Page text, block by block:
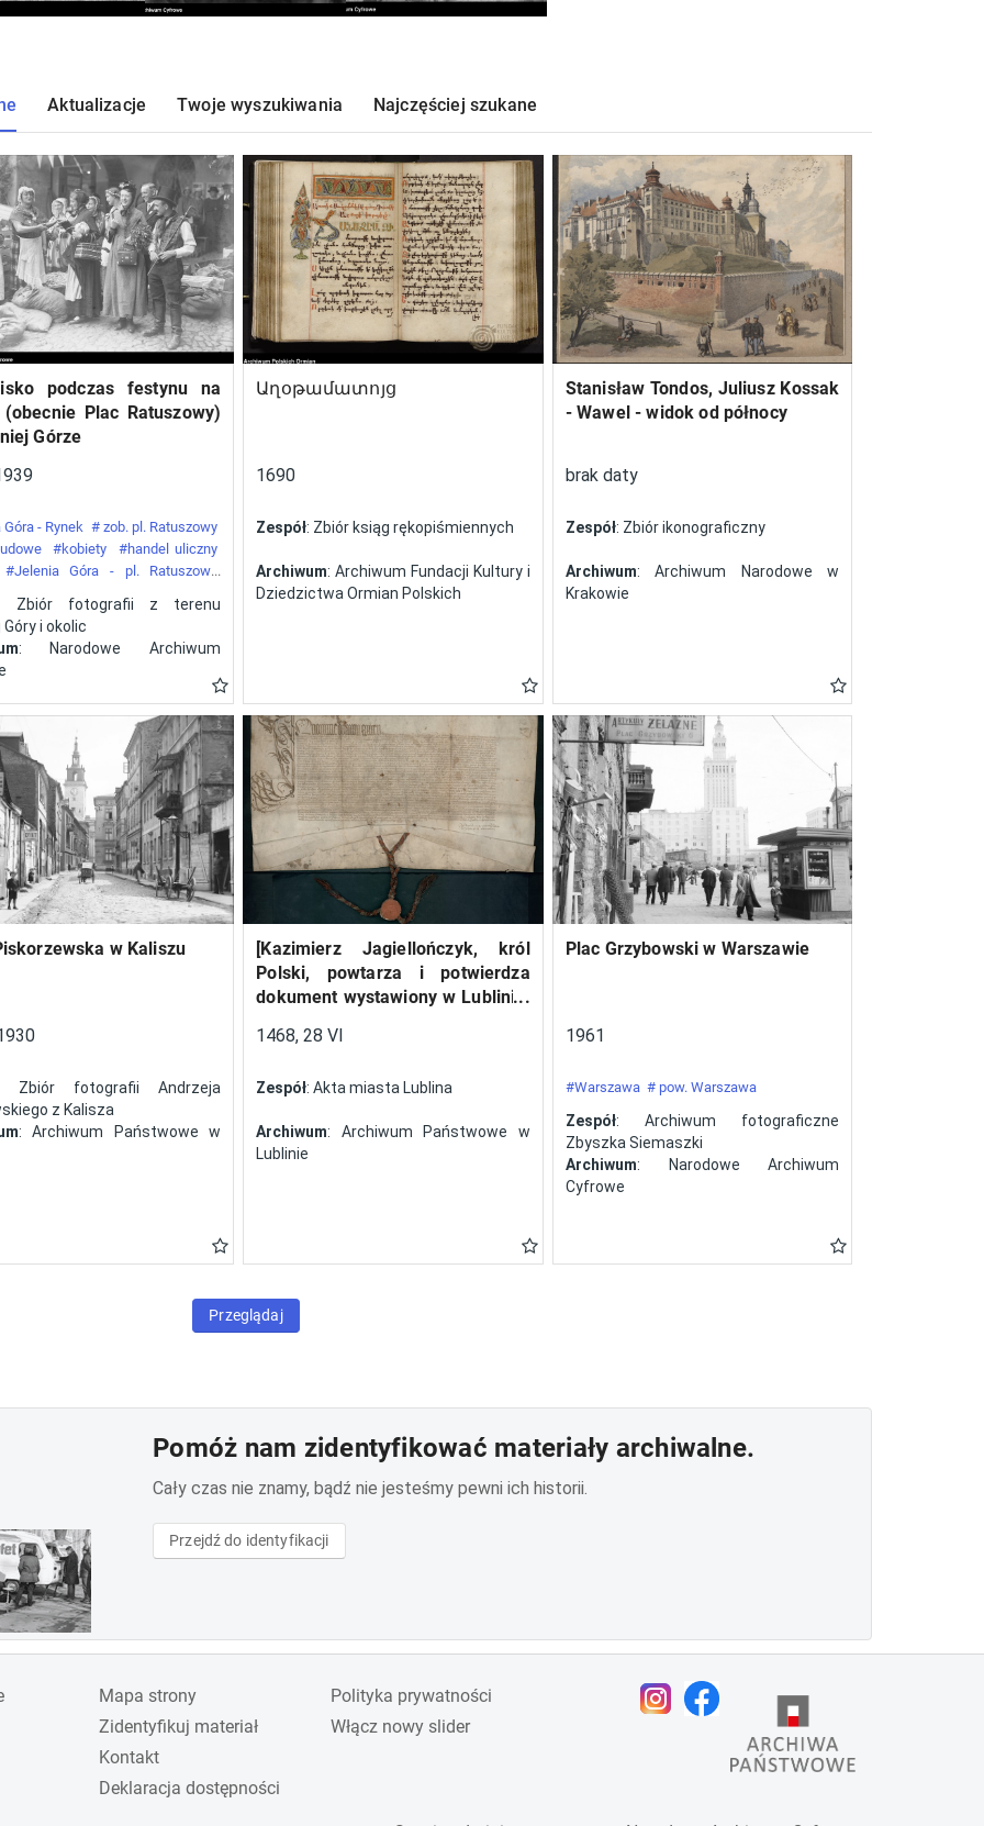
Aktualizacje Twoje wyszukiwania Najczęściej szukane
podczas festynu na
(obecnie Plac Ratuszowy)
Górze
- Rynek # zob. pl. Ratuszowy
#kobiety
#handel uliczny
#Jelenia Góra - pl. Ratuszowy
Zbiór fotografii z terenu
i okolic
: Narodowe Archiwum
Աղօթամատոյց
1690
Zespół: Zbiór ksiąg rękopiśmiennych
Archiwum: Archiwum Fundacji Kultury i
Dziedzictwa Ormian Polskich
Stanisław Tondos, Juliusz Kossak
- Wawel - widok od północy
brak daty
Zespół: Zbiór ikonograficzny
Archiwum: Archiwum Narodowe w
Krakowie
w Kaliszu
Zbiór fotografii Andrzeja
z Kalisza
: Archiwum Państwowe w
[Kazimierz Jagiellończyk, król
Polski, powtarza i potwierdza
dokument wystawiony w Lublinie,
Szczekocin, starostę
1468, 28 VI
Zespół: Akta miasta Lublina
Archiwum: Archiwum Państwowe w
Lublinie
Plac Grzybowski w Warszawie
1961
#Warszawa # pow. Warszawa
Zespół: Archiwum fotograficzne
Zbyszka Siemaszki
Archiwum: Narodowe Archiwum
Cyfrowe
Przeglądaj
Pomóż nam zidentyfikować materiały archiwalne.
Cały czas nie znamy, bądź nie jesteśmy pewni ich historii.
Przejdź do identyfikacji
Mapa strony
Zidentyfikuj materiał
Kontakt
Deklaracja dostępności
Polityka prywatności
Włącz nowy slider